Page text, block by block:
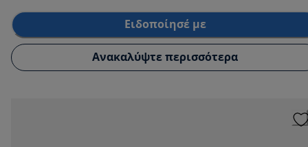
Ειδοποίησέ με
Ανακαλύψτε περισσότερα